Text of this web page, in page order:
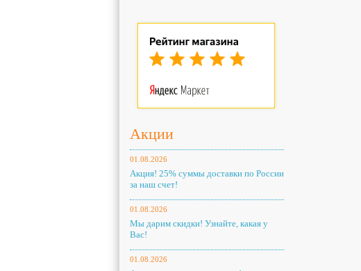
Акции
01.08.2026
Акция! 25% суммы доставки по России
за наш счет!
01.08.2026
Мы дарим скидки! Узнайте, какая у
Вас!
01.08.2026